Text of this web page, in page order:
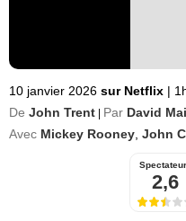
10 janvier 2026 sur Netflix |
De John Trent Par David
Avec Mickey Rooney John
2,6